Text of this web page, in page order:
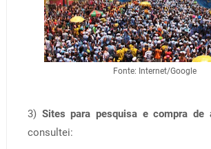
Fonte: Internet/Google
3) Sites para pesquisa e compra de
consultei: